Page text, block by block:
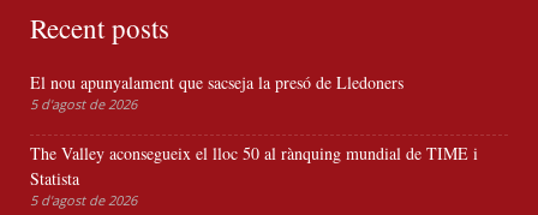
Recent posts
El nou apunyalament que sacseja la presó de Lledoners
5 d'agost de 2026
The Valley aconsegueix el lloc 50 al rànquing mundial de TIME i
Statista
5 d'agost de 2026